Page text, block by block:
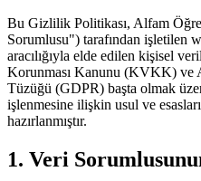
Bu Gizlilik Politikası, Alfam
Sorumlusu") tarafından işletilen
aracılığıyla elde edilen kişisel
Korunması Kanunu (KVKK) ve
Tüzüğü (GDPR) başta olmak
işlenmesine ilişkin usul ve
hazırlanmıştır.
1. Veri